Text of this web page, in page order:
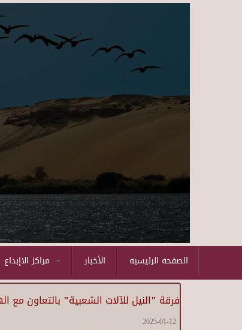
الأخبار الصفحه الرئيسيه
فرقة "النيل للآلات الشعبية" بالتعاون مع
2025-01-12